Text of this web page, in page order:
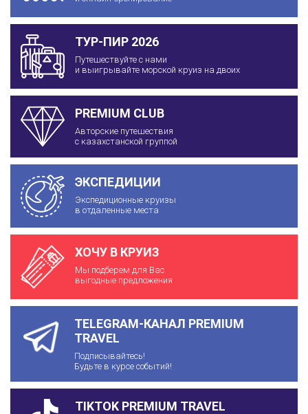
ТУР-ПИР 2026
Путешествуйте с нами
и выигрывайте морской круиз на двоих
PREMIUM CLUB
Авторские путешествия
с казахстанской группой
ЭКСПЕДИЦИИ
Экспедиционные круизы
в отдаленные места
ХОЧУ В КРУИЗ
Мы подберем для Вас
выгодные предложения
TELEGRAM-КАНАЛ PREMIUM
TRAVEL
Подписывайтесь!
Будьте в курсе событий!
TIKTOK PREMIUM TRAVEL